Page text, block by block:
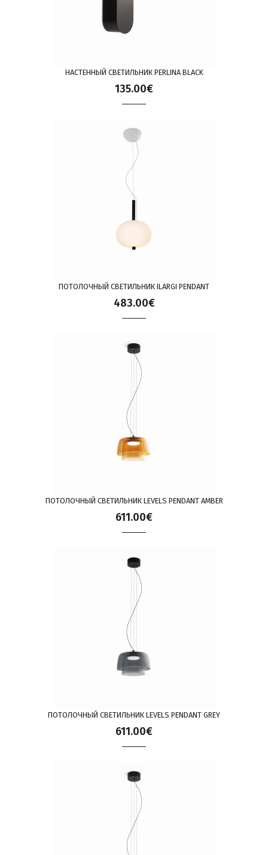
НАСТЕННЫЙ СВЕТИЛЬНИК PERLINA BLACK
135.00€
ПОТОЛОЧНЫЙ СВЕТИЛЬНИК ILARGI PENDANT
483.00€
ПОТОЛОЧНЫЙ СВЕТИЛЬНИК LEVELS PENDANT AMBER
611.00€
ПОТОЛОЧНЫЙ СВЕТИЛЬНИК LEVELS PENDANT GREY
611.00€